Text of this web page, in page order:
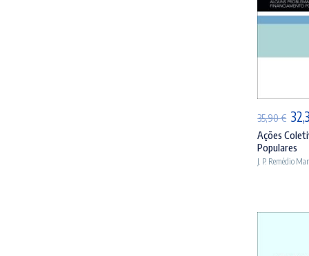
35,90€ O
Ações
Populares
J. P. Remédio